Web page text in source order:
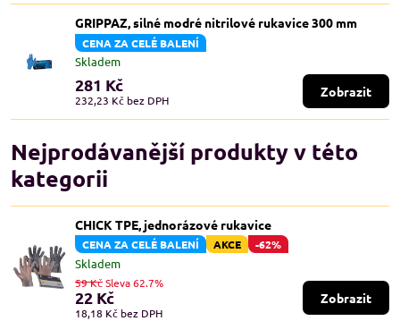
GRIPPAZ, silné modré nitrilové rukavice 300 mm
CENA ZA CELÉ BALENÍ
Skladem
281 Kč
232,23 Kč bez DPH
Zobrazit
Nejprodávanější produkty v této
kategorii
CHICK TPE, jednorázové rukavice
CENA ZA CELÉ BALENÍ AKCE -62%
Skladem
22 Kč
18,18 Kč bez DPH
59 KčSleva 62.7%
Zobrazit